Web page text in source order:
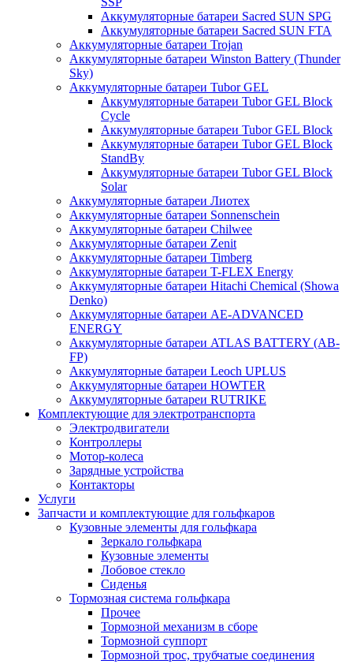
Аккумуляторные батареи Sacred SUN SPG
Аккумуляторные батареи Sacred SUN FTA
Аккумуляторные батареи Trojan
Аккумуляторные батареи Winston Battery (Thunder
Sky)
Аккумуляторные батареи Tubor GEL
Аккумуляторные батареи Tubor GEL Block
Cycle
Аккумуляторные батареи Tubor GEL Block
Аккумуляторные батареи Tubor GEL Block
StandBy
Аккумуляторные батареи Tubor GEL Block
Solar
Аккумуляторные батареи Лиотех
Аккумуляторные батареи Sonnenschein
Аккумуляторные батареи Chilwee
Аккумуляторные батареи Zenit
Аккумуляторные батареи Timberg
Аккумуляторные батареи T-FLEX Energy
Аккумуляторные батареи Hitachi Chemical (Showa
Denko)
Аккумуляторные батареи АЕ-ADVANCED
ENERGY
Аккумуляторные батареи ATLAS BATTERY (AB-
FP)
Аккумуляторные батареи Leoch UPLUS
Аккумуляторные батареи HOWTER
Аккумуляторные батареи RUTRIKE
Комплектующие для электротранспорта
Электродвигатели
Контроллеры
Мотор-колеса
Зарядные устройства
Контакторы
Услуги
Запчасти и комплектующие для гольфкаров
Кузовные элементы для гольфкара
Зеркало гольфкара
Кузовные элементы
Лобовое стекло
Сиденья
Тормозная система гольфкара
Прочее
Тормозной механизм в сборе
Тормозной суппорт
Тормозной трос, трубчатые соединения